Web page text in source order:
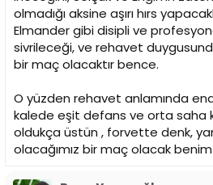
olmadığı aksine aşırı hırs
Elmander gibi disipli ve
sivrileceği, ve rehavet
bir maç olacaktır bence.
O yüzden rehavet anlamında
kalede eşit defans ve orta saha
oldukça üstün , forvette denk,
olacağımız bir maç olacak